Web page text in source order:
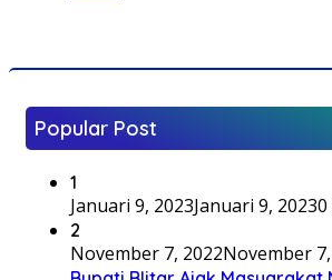
Popular Post
1
Januari 9, 2023Januari 9, 2023
2
November 7, 2022November